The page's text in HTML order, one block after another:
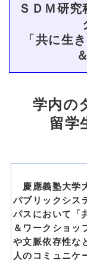
ＳＤＭ研
「共に生
学内の
留学
慶應義塾大学
パブリックシス
パスにおいて「
＆ワークショッ
や文脈依存性な
人のコミュニケ